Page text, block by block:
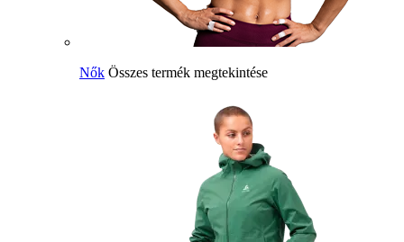
Nők Összes termék megtekintése